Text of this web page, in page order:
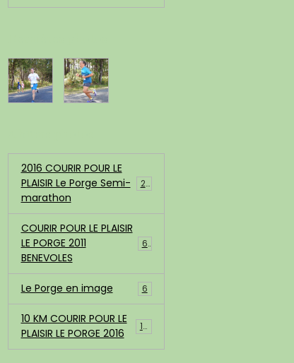
2016 COURIR POUR LE
PLAISIR Le Porge Semi-
marathon
200
COURIR POUR LE PLAISIR
LE PORGE 2011
BENEVOLES
68
Le Porge en image 6
10 KM COURIR POUR LE
PLAISIR LE PORGE 2016
183